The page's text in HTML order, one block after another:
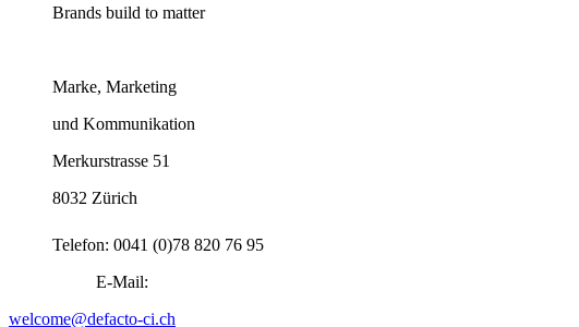
Brands build to matter
Marke, Marketing
und Kommunikation
Merkurstrasse 51
8032 Zürich
Telefon: 0041 (0)78 820 76 95
E-Mail:
welcome@defacto-ci.ch